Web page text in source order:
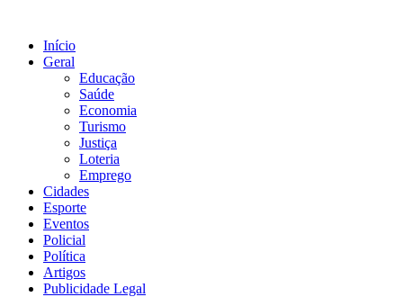
conteúdo
Início
Geral
Educação
Saúde
Economia
Turismo
Justiça
Loteria
Emprego
Cidades
Esporte
Eventos
Policial
Política
Artigos
Publicidade Legal